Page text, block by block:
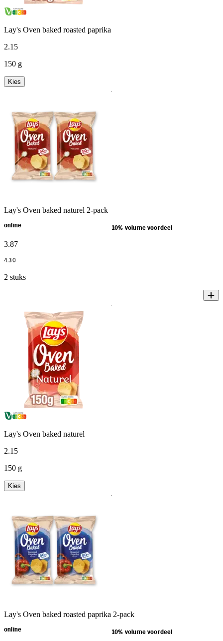
Lay's Oven baked roasted paprika
2.15
150 g
Kies
Lay's Oven baked naturel 2-pack
online 10% volume voordeel
3.87
4.30
2 stuks
Lay's Oven baked naturel
2.15
150 g
Kies
Lay's Oven baked roasted paprika 2-pack
online 10% volume voordeel